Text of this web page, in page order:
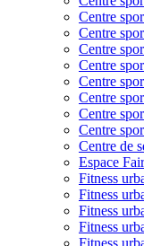
Centre
Centre
Centre
Centre
Centre
Centre
Centre
Centre
Centre de
Espace
Fitness
Fitness
Fitness
Fitness
Fitness